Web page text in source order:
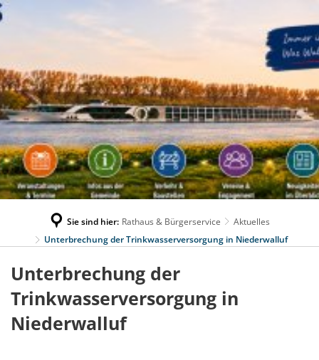
Sie sind hier: Rathaus & Bürgerservice
Aktuelles
Unterbrechung der Trinkwasserversorgung in Niederwalluf
Unterbrechung der
Trinkwasserversorgung in
Niederwalluf